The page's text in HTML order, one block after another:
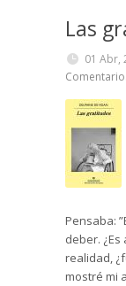
Las
01 Abr,
Pensaba:
deber. ¿Es
realidad,
mostré mi